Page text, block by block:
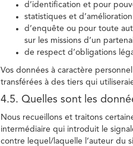
d’identification et pour
statistiques et
d’enquête ou pour toute
sur les missions d’un
de respect d’obligations
Vos données à caractère
transférées à des tiers qui
4.5. Quelles sont les
Nous recueillons et traitons
intermédiaire qui introduit le
contre lequel/laquelle l’auteur du